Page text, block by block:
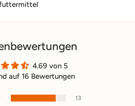
4.69 von 5
auf 16 Bewertungen
13